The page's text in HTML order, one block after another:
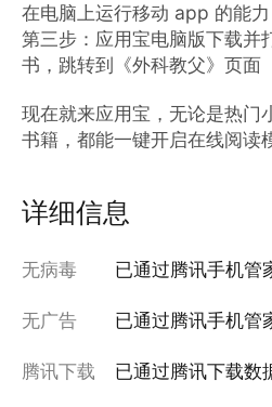
在电脑上运行移动 app 的能力
第三步：应用宝电脑版下载并
书，跳转到《外科教父》页面
现在就来应用宝，无论是热门
书籍，都能一键开启在线阅读
详细信息
无病毒 已通过腾讯手机管
无广告 已通过腾讯手机管
腾讯下载 已通过腾讯下载数